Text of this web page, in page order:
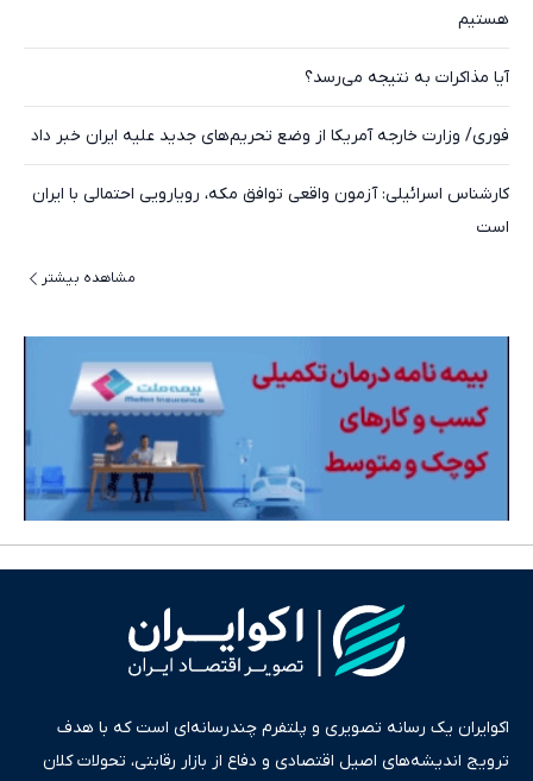
هستیم
آیا مذاکرات به نتیجه می‌رسد؟
فوری/ وزارت خارجه آمریکا از وضع تحریم‌های جدید علیه ایران خبر داد
کارشناس اسرائیلی: آزمون واقعی توافق مکه، رویارویی احتمالی با ایران
است
مشاهده بیشتر
اکوایران یک رسانه تصویری و پلتفرم چندرسانه‌ای است که با هدف
ترویج اندیشه‌های اصیل اقتصادی و دفاع از بازار رقابتی، تحولات کلان